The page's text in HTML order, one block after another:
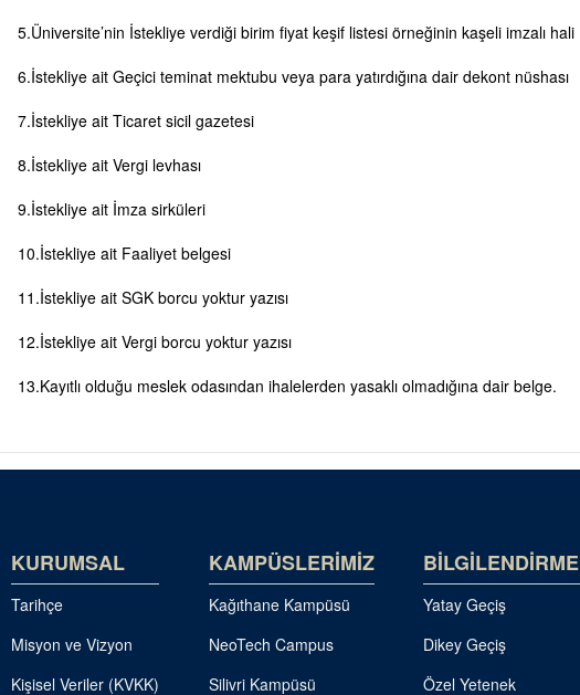
5.Üniversite’nin İstekliye verdiği birim fiyat keşif listesi örneğinin kaşeli imzalı hali
6.İstekliye ait Geçici teminat mektubu veya para yatırdığına dair dekont nüshası
7.İstekliye ait Ticaret sicil gazetesi
8.İstekliye ait Vergi levhası
9.İstekliye ait İmza sirküleri
10.İstekliye ait Faaliyet belgesi
11.İstekliye ait SGK borcu yoktur yazısı
12.İstekliye ait Vergi borcu yoktur yazısı
13.Kayıtlı olduğu meslek odasından ihalelerden yasaklı olmadığına dair belge.
KURUMSAL
Tarihçe
Misyon ve Vizyon
Kişisel Veriler (KVKK)
KAMPÜSLERİMİZ
Kağıthane Kampüsü
NeoTech Campus
Silivri Kampüsü
BİLGİLENDİRME
Yatay Geçiş
Dikey Geçiş
Özel Yetenek